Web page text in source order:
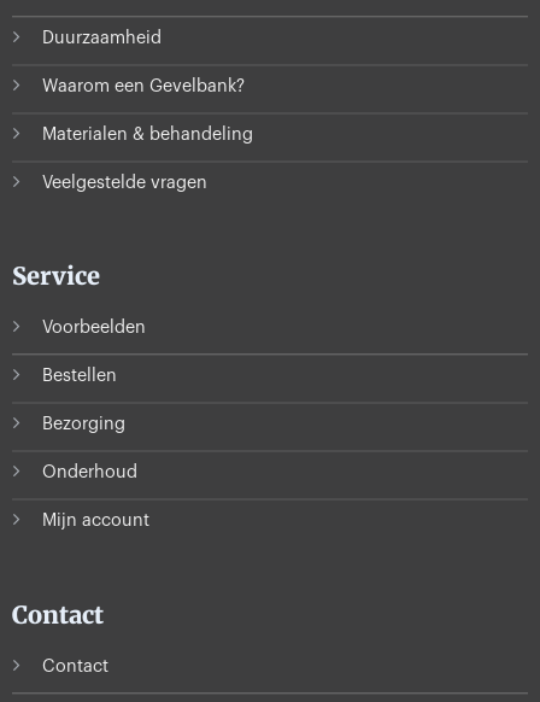
Duurzaamheid
Waarom een Gevelbank?
Materialen & behandeling
Veelgestelde vragen
Service
Voorbeelden
Bestellen
Bezorging
Onderhoud
Mijn account
Contact
Contact